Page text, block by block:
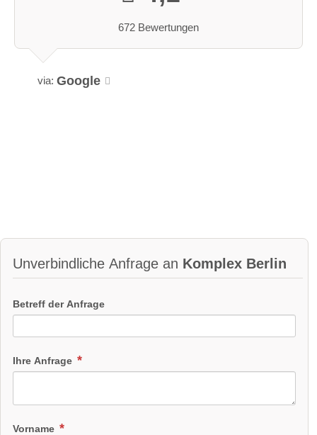
672 Bewertungen
via: Google
Unverbindliche Anfrage an Komplex Berlin
Betreff der Anfrage
Ihre Anfrage
Vorname